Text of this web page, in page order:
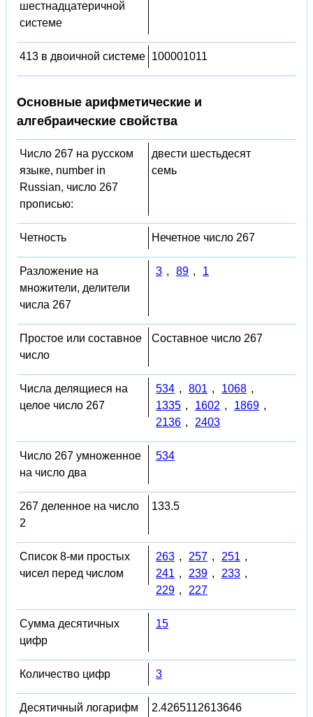
шестнадцатеричной
системе
413 в двоичной системе 100001011
Основные арифметические и
алгебраические свойства
Число 267 на русском
языке, number in
Russian, число 267
прописью:
двести шестьдесят
семь
Четность Нечетное число 267
Разложение на
множители, делители
числа 267
3 , 89 , 1
Простое или составное
число
Составное число 267
Числа делящиеся на
целое число 267
534 , 801 , 1068 ,
1335 , 1602 , 1869 ,
2136 , 2403
Число 267 умноженное
на число два
534
267 деленное на число
2
133.5
Список 8-ми простых
чисел перед числом
263 , 257 , 251 ,
241 , 239 , 233 ,
229 , 227
Сумма десятичных
цифр
15
Количество цифр 3
Десятичный логарифм
2.4265112613646